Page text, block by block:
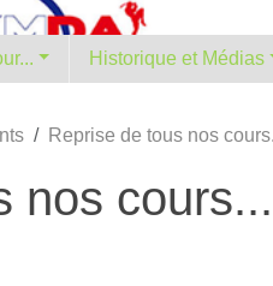
Historique et Médias
Reprise de tous nos
nos cours...